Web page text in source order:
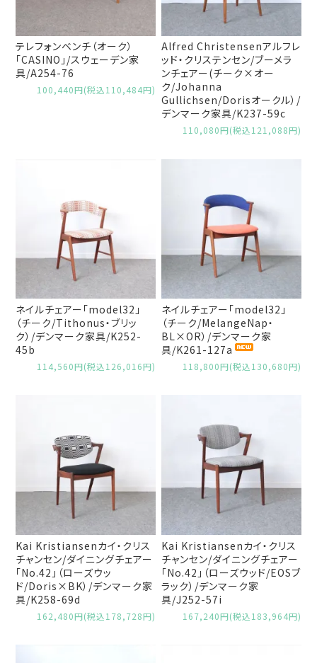
テレフォンベンチ（オーク）
「CASINO」/スウェーデン家
具/A254-76
100,440円(税込110,484円)
Alfred Christensenアルフレ
ッド・クリステンセン/ブーメラ
ンチェアー(チーク×オー
ク/Johanna
Gullichsen/Dorisオークル）/
デンマーク家具/K237-59c
110,080円(税込121,088円)
ネイルチェアー「model32」
（チーク/Tithonus・ブリッ
ク）/デンマーク家具/K252-
45b
114,560円(税込126,016円)
ネイルチェアー「model32」
（チーク/MelangeNap・
BL×OR）/デンマーク家
具/K261-127a
118,800円(税込130,680円)
Kai Kristiansenカイ・クリス
チャンセン/ダイニングチェアー
「No.42」（ローズウッ
ド/Doris×BK）/デンマーク家
具/K258-69d
162,480円(税込178,728円)
Kai Kristiansenカイ・クリス
チャンセン/ダイニングチェアー
「No.42」（ローズウッド/EOSブ
ラック）/デンマーク家
具/J252-57i
167,240円(税込183,964円)